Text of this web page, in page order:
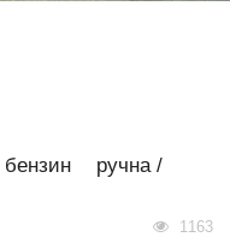
ручна /
1163